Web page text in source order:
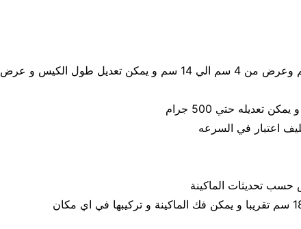
حجم الكيس طول الكيس من 5 سم الي 20 سم وعرض من 4 سم الي 14 سم و يمكن تعديل طول الكيس و عرض